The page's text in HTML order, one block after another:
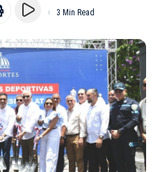
3 Min Read